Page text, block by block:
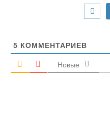
5 КОММЕНТАРИЕВ
Новые